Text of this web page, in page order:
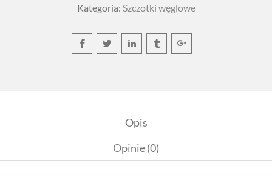
Kategoria: Szczotki węglowe
Opis
Opinie (0)